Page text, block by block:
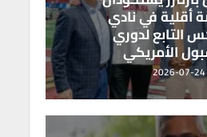
أقلية في نادي
التابع لدوري
الأمريكي
2026-07-24